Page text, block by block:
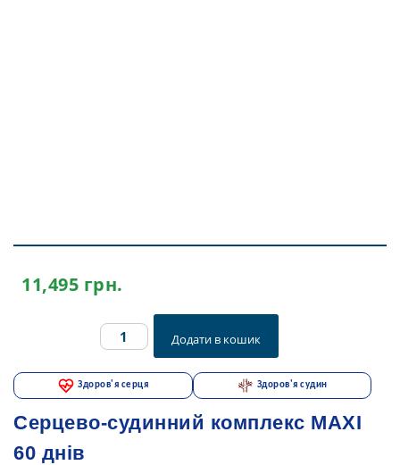
11,495 грн.
Серцево-
судинний
комплекс
MAXI
60
днів
Додати в кошик
Здоров'я серця Здоров'я судин
Серцево-судинний комплекс MAXI
60 днів